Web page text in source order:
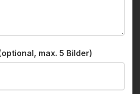
max. 5 Bilder)